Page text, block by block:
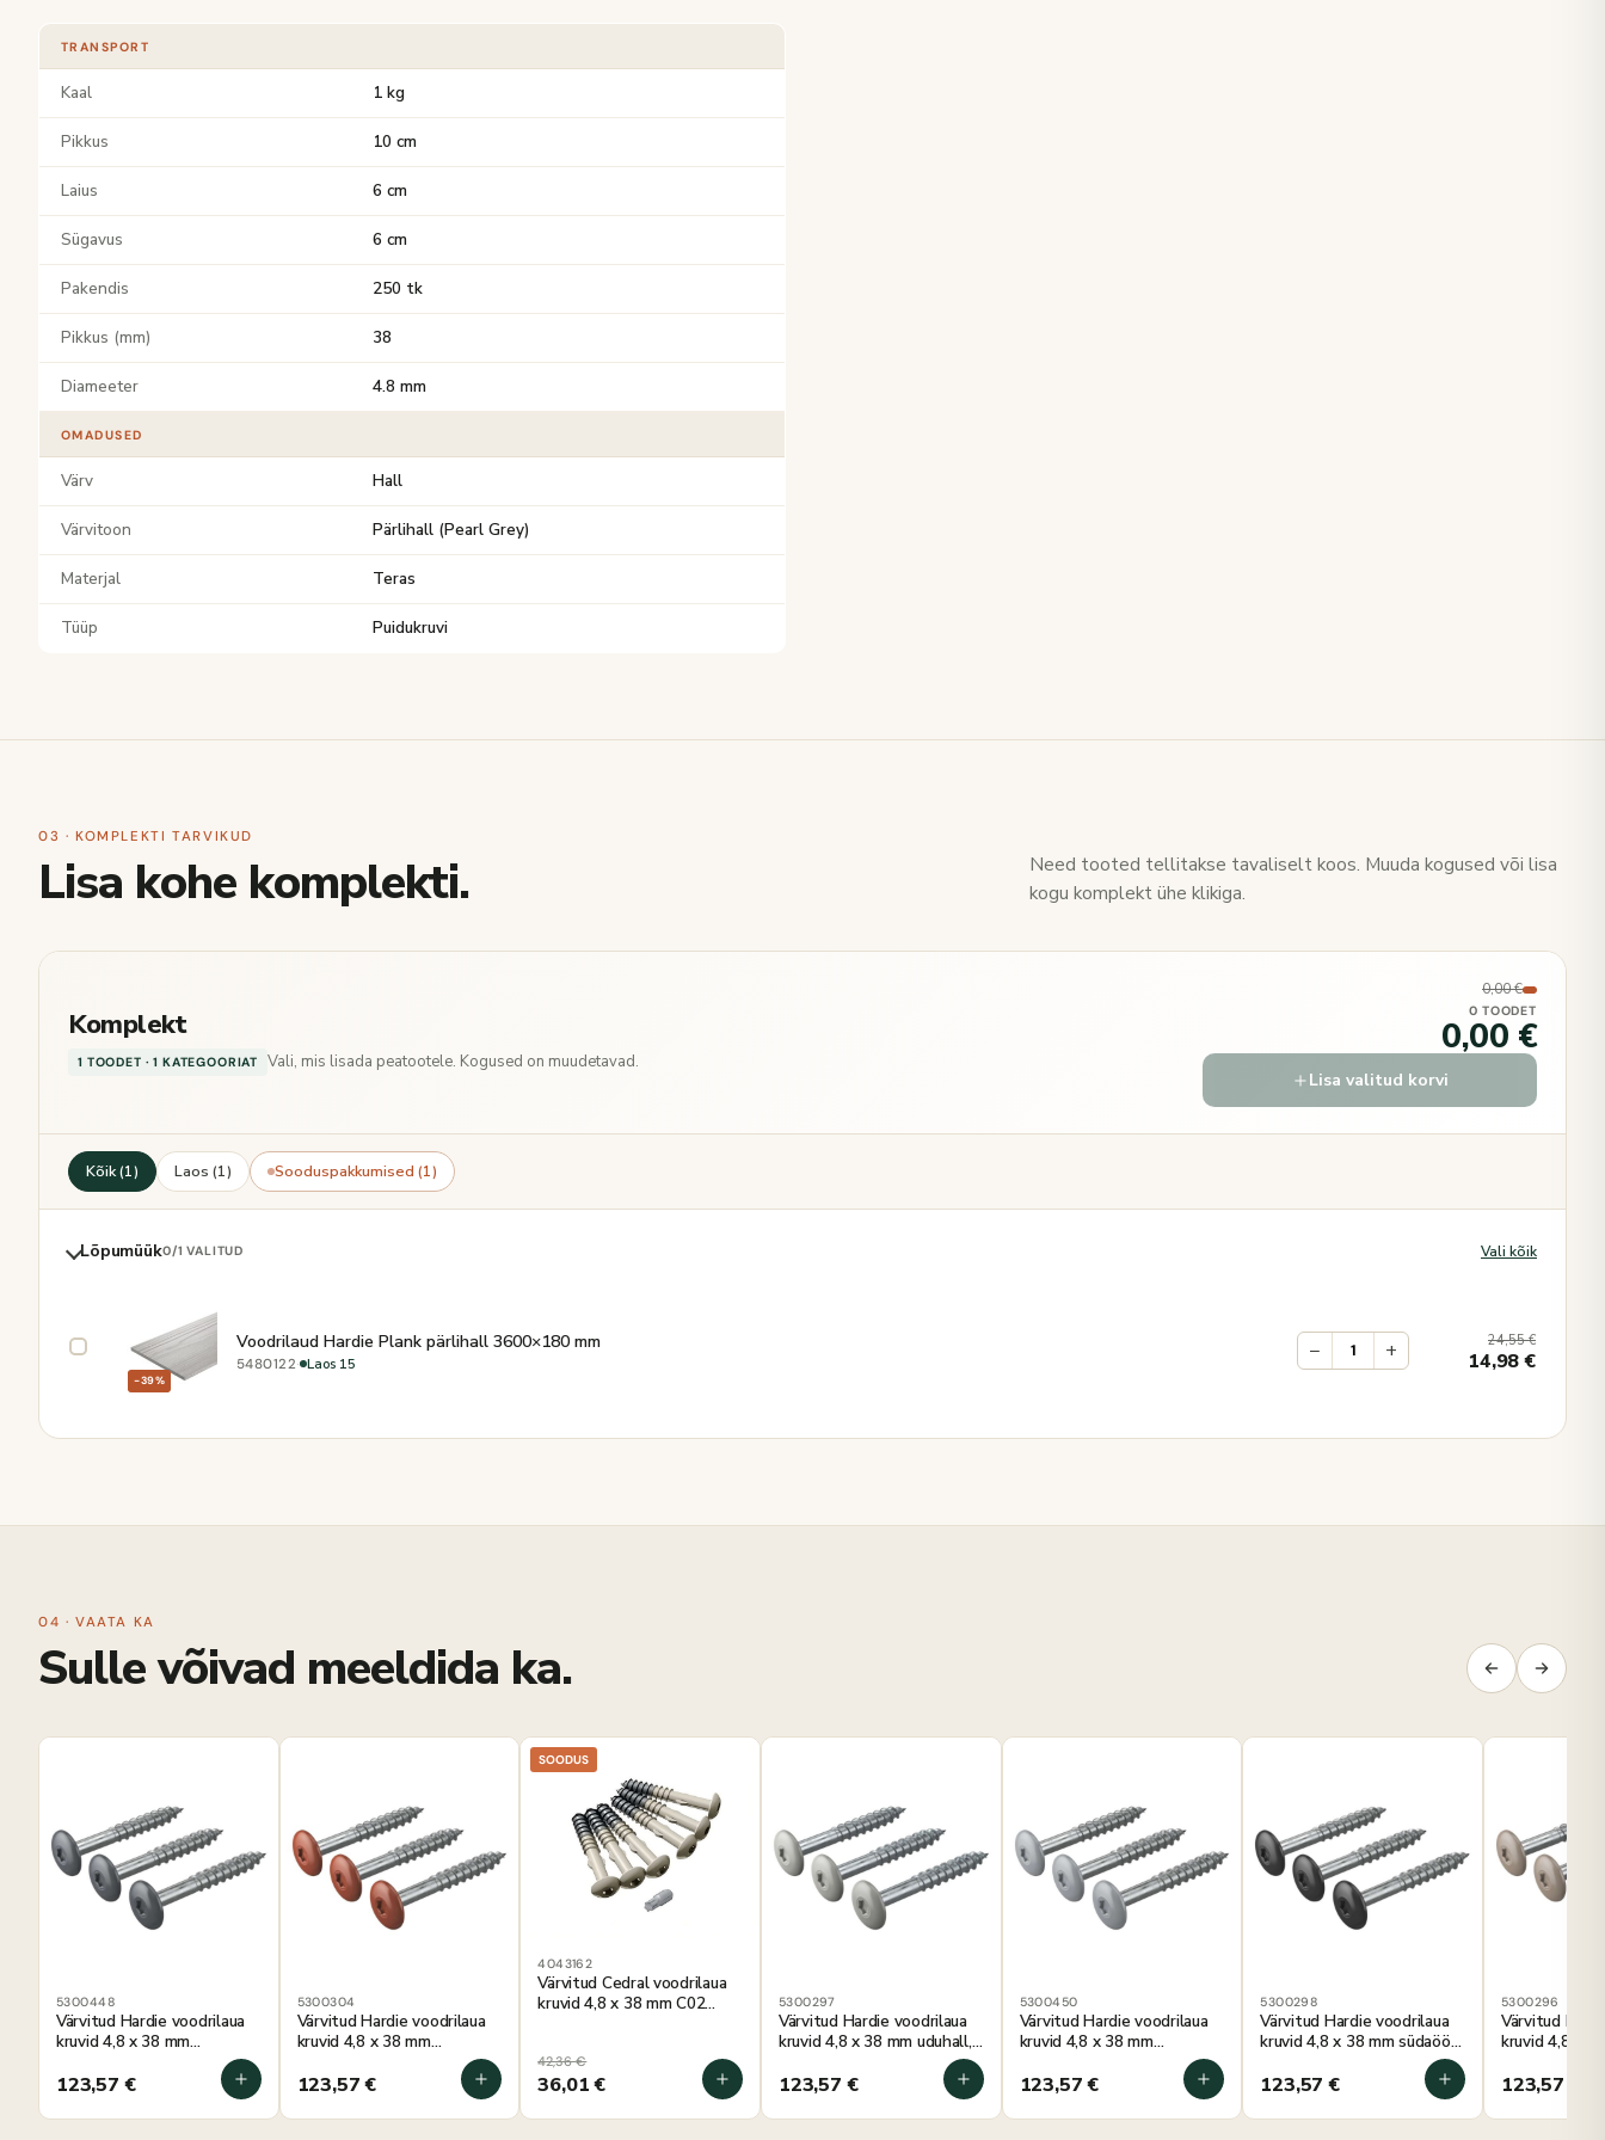
TRANSPORT
Kaal 1 kg
Pikkus 10 cm
Laius 6 cm
Sügavus 6 cm
Pakendis 250 tk
Pikkus (mm) 38
Diameeter 4.8 mm
OMADUSED
Värv Hall
Värvitoon Pärlihall (Pearl Grey)
Materjal Teras
Tüüp Puidukruvi
03 · KOMPLEKTI TARVIKUD
Lisa kohe komplekti.
Need tooted tellitakse tavaliselt koos. Muuda kogused või lisa
kogu komplekt ühe klikiga.
Komplekt
1 TOODET · 1 KATEGOORIAT Vali, mis lisada peatootele. Kogused on muudetavad.
0,00 €
0 TOODET
0,00 €
Lisa valitud korvi
Kõik (1) Laos (1) Sooduspakkumised (1)
Lõpumüük0/1 VALITUD Vali kõik
−39%
Voodrilaud Hardie Plank pärlihall 3600×180 mm
5480122· Laos 15 − + 24,55€
14,98€
04 · VAATA KA
Sulle võivad meeldida ka.
5300448
Värvitud Hardie voodrilaua
kruvid 4,8 x 38 mm
123,57 €
5300304
Värvitud Hardie voodrilaua
kruvid 4,8 x 38 mm
traditsiooniline punane, 250
tk
123,57€
SOODUS
4043162
Värvitud Cedral voodrilaua
kruvid 4,8 x 38 mm C02
42,36€
36,01€
5300297
Värvitud Hardie voodrilaua
kruvid 4,8 x 38 mm uduhall,
123,57 €
5300450
Värvitud Hardie voodrilaua
kruvid 4,8 x 38 mm
123,57€
5300298
Värvitud Hardie voodrilaua
kruvid 4,8 x 38 mm südaöö
123,57 €
5300296
Värvitud
kruvid 4,8 x
123,57